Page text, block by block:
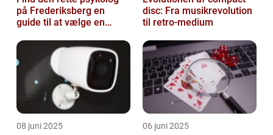
på Frederiksberg en
guide til at vælge en
disc: Fra musikrevolution
til retro-medium
08 juni 2025 06 juni 2025